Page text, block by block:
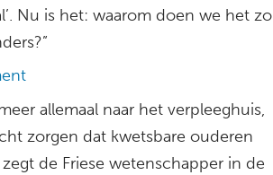
Nu is het: waarom doen we het zo
allemaal naar het verpleeghuis,
zorgen dat kwetsbare ouderen
de Friese wetenschapper in de